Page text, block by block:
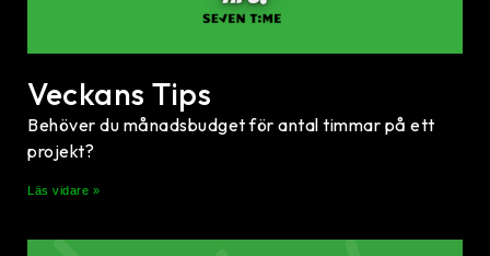
Veckans Tips
Behöver du månadsbudget för antal timmar på ett
projekt?
Läs vidare »